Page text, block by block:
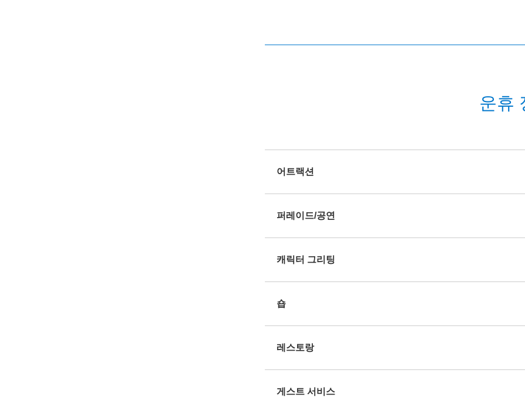
운휴
어트랙션
퍼레이드/공연
캐릭터 그리팅
숍
레스토랑
게스트 서비스